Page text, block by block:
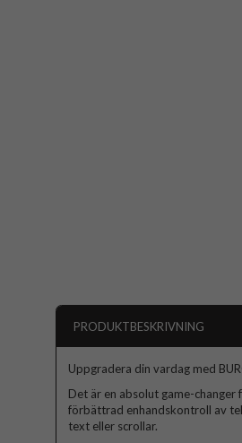
PRODUKTBESKRIVNING
Uppgradera din vardag med
Det är en absolut game-
förbättrad enhandskontroll av
text eller scrollar.